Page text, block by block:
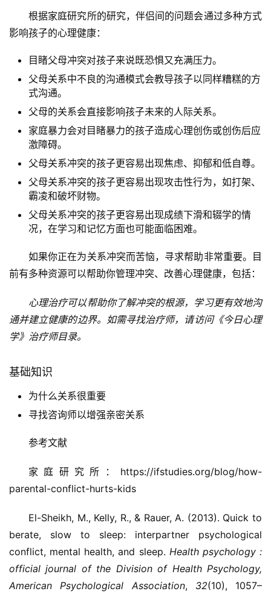
根据家庭研究所的研究，伴侣间的问题会通过多种方式
影响孩子的心理健康：
目睹父母冲突对孩子来说既恐惧又充满压力。
父母关系中不良的沟通模式会教导孩子以同样糟糕的方
式沟通。
父母的关系会直接影响孩子未来的人际关系。
家庭暴力会对目睹暴力的孩子造成心理创伤或创伤后应
激障碍。
父母关系冲突的孩子更容易出现焦虑、抑郁和低自尊。
父母关系冲突的孩子更容易出现攻击性行为，如打架、
霸凌和破坏财物。
父母关系冲突的孩子更容易出现成绩下滑和辍学的情
况，在学习和记忆方面也可能面临困难。
如果你正在为关系冲突而苦恼，寻求帮助非常重要。目
前有多种资源可以帮助你管理冲突、改善心理健康，包括：
心理治疗可以帮助你了解冲突的根源，学习更有效地沟
通并建立健康的边界。如需寻找治疗师，请访问《今日心理
学》治疗师目录。
基础知识
为什么关系很重要
寻找咨询师以增强亲密关系
参考文献
家庭研究所：https://ifstudies.org/blog/how-
parental-conflict-hurts-kids
El-Sheikh, M., Kelly, R., & Rauer, A. (2013). Quick to
berate, slow to sleep: interpartner psychological
conflict, mental health, and sleep. Health psychology :
official journal of the Division of Health Psychology,
American Psychological Association, 32(10), 1057–